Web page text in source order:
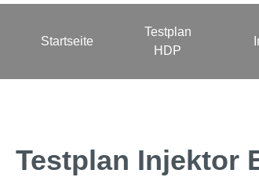
Startseite
Testplan
HDP
Testplan Injektor